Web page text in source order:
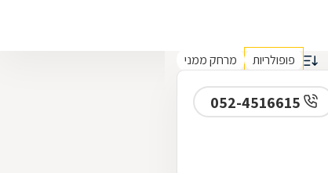
פופולריות מרחק ממני